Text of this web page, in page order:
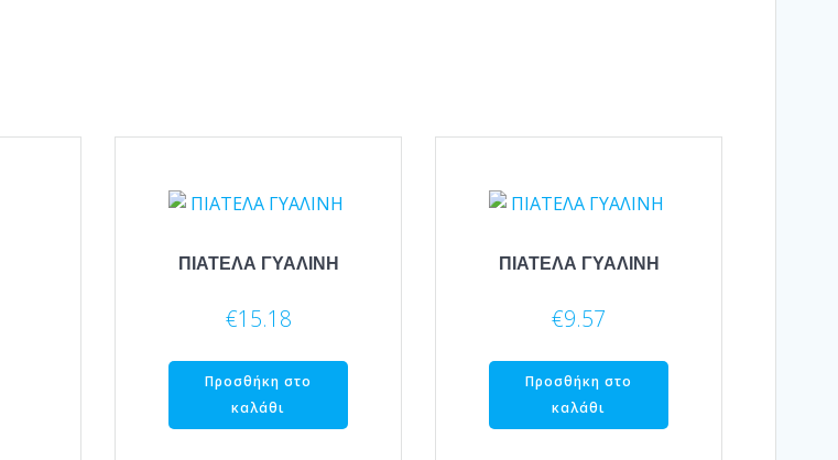
ΠΙΑΤΕΛΑ ΓΥΑΛΙΝΗ
€15.18
Προσθήκη στο
καλάθι
ΠΙΑΤΕΛΑ ΓΥΑΛΙΝΗ
€9.57
Προσθήκη στο
καλάθι